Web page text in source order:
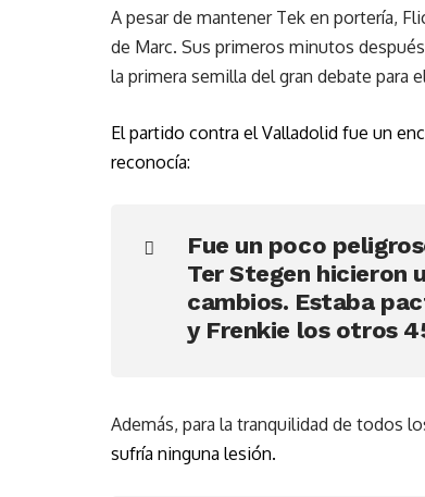
A pesar de mantener Tek en portería,
de Marc. Sus primeros minutos
la primera semilla del gran debate para
El partido contra el Valladolid fue un
reconocía:
Fue un poco
Ter Stegen hicieron
cambios. Estaba
y Frenkie los otros
Además, para la tranquilidad de todos
sufría ninguna lesión.